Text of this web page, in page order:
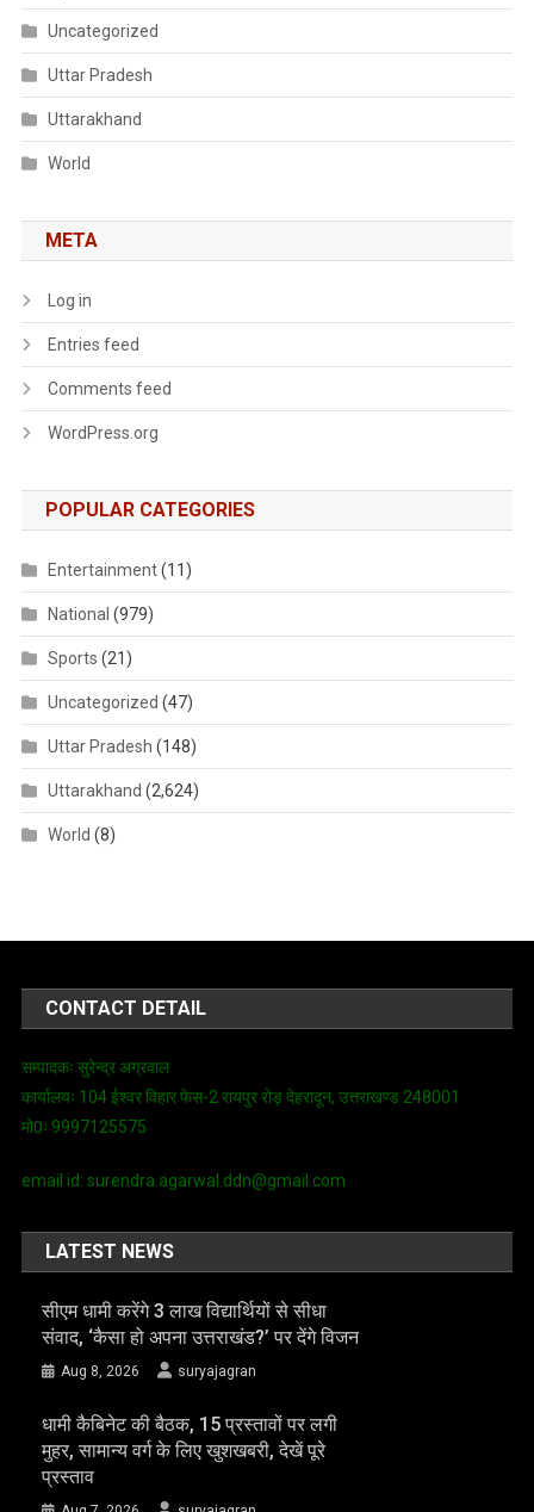
Uncategorized
Uttar Pradesh
Uttarakhand
World
META
Log in
Entries feed
Comments feed
WordPress.org
POPULAR CATEGORIES
Entertainment(11)
National (979)
Sports (21)
Uncategorized (47)
Uttar Pradesh (148)
Uttarakhand (2,624)
World (8)
CONTACT DETAIL
सम्पादकः सुरेन्द्र अग्रवाल
कार्यालयः 104 ईश्वर विहार फेस-2 रायपुर रोड़ देहरादून, उत्तराखण्ड 248001
मो0ः 9997125575
email id: surendra.agarwal.ddn@gmail.com
LATEST NEWS
सीएम धामी करेंगे 3 लाख विद्यार्थियों से सीधा
संवाद, ‘कैसा हो अपना उत्तराखंड?’ पर देंगे विजन
Aug 8, 2026 suryajagran
धामी कैबिनेट की बैठक, 15 प्रस्तावों पर लगी
मुहर, सामान्य वर्ग के लिए खुशखबरी, देखें पूरे
प्रस्ताव